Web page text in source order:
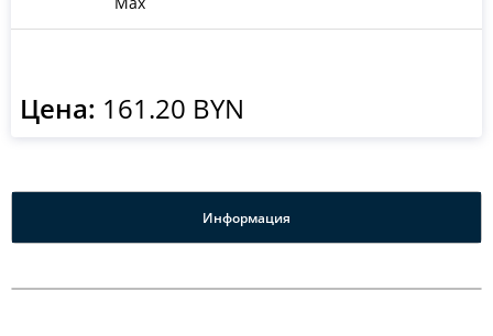
Цена: 161.20 BYN
Информация